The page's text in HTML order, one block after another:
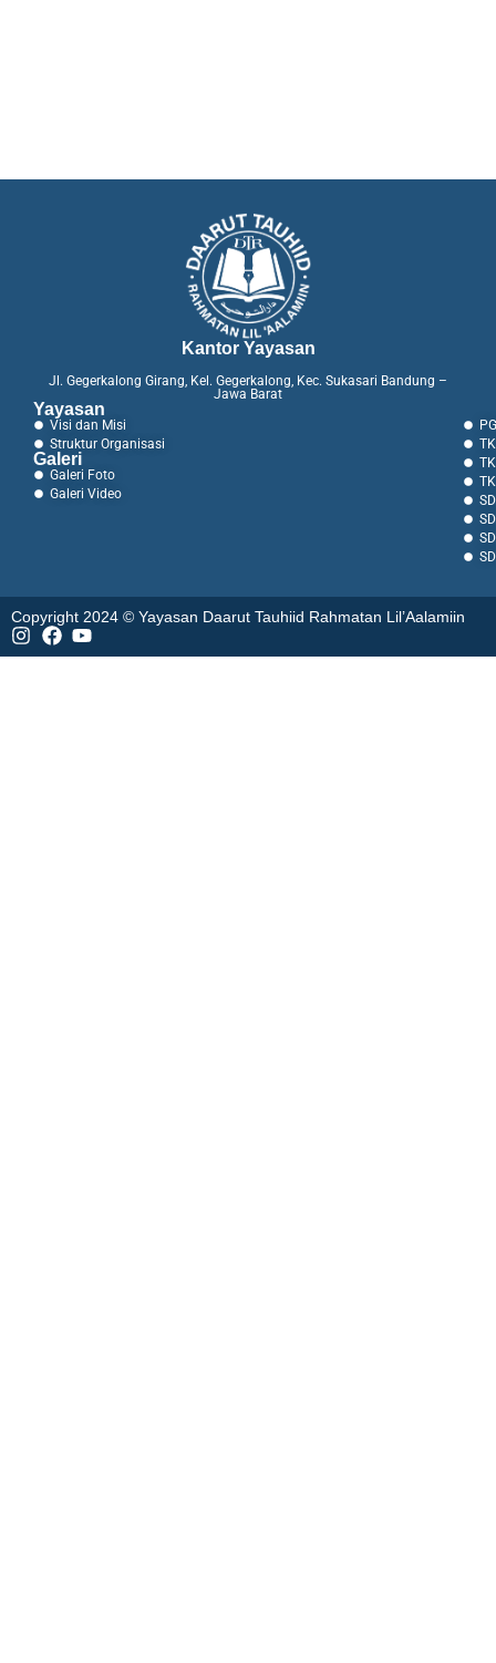
Kantor Yayasan
Jl. Gegerkalong Girang, Kel. Gegerkalong, Kec. Sukasari Bandung –
Jawa Barat
Yayasan
Visi dan Misi
Struktur Organisasi
Galeri
Galeri Foto
Galeri Video
Copyright 2024 © Yayasan Daarut Tauhiid Rahmatan Lil’Aalamiin